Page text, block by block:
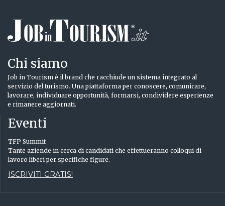
Chi siamo
Job in Tourism è il brand che racchiude un sistema integrato al
servizio del turismo. Una piattaforma per conoscere, comunicare,
lavorare, individuare opportunità, formarsi, condividere esperienze
e rimanere aggiornati.
Eventi
TFP Summit
Tante aziende in cerca di candidati che effettueranno colloqui di
lavoro liberi per specifiche figure.
ISCRIVITI GRATIS!